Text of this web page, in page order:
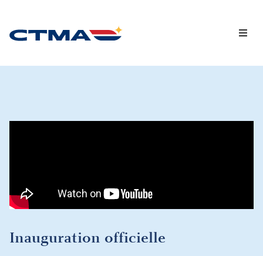
Inauguration officielle